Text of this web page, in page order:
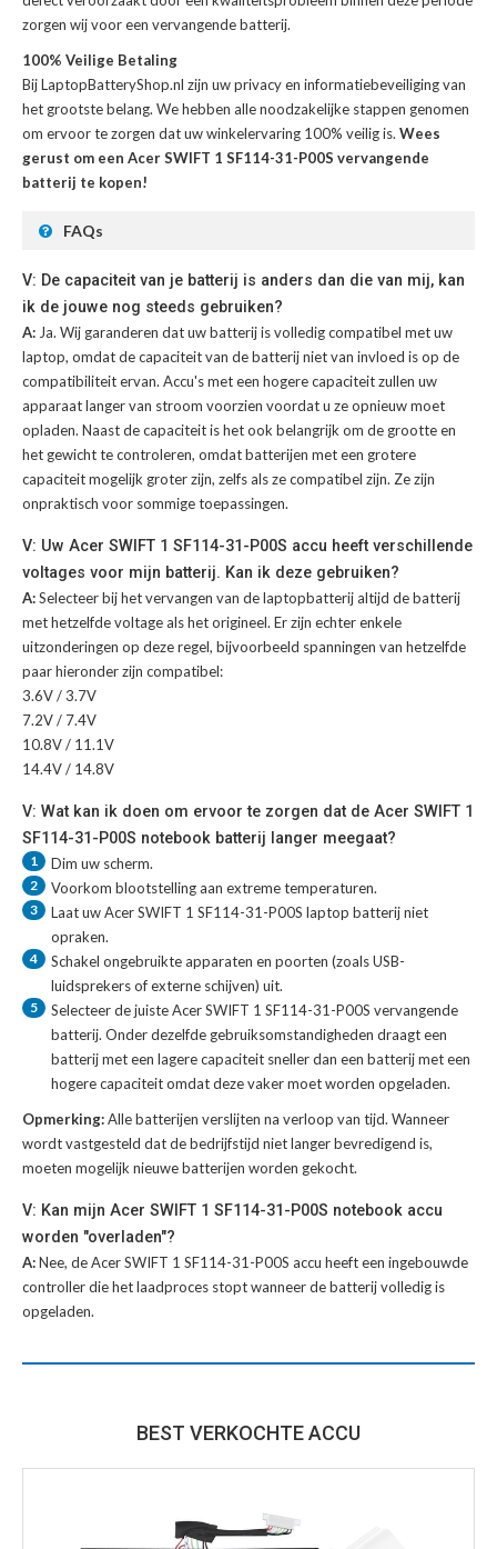
zorgen wij voor een vervangende batterij.
100% Veilige Betaling
Bij LaptopBatteryShop.nl zijn uw privacy en informatiebeveiliging van
het grootste belang. We hebben alle noodzakelijke stappen genomen
om ervoor te zorgen dat uw winkelervaring 100% veilig is. Wees
gerust om een Acer SWIFT 1 SF114-31-P00S vervangende
batterij te kopen!
FAQs
V: De capaciteit van je batterij is anders dan die van mij, kan
ik de jouwe nog steeds gebruiken?
A: Ja. Wij garanderen dat uw batterij is volledig compatibel met uw
laptop, omdat de capaciteit van de batterij niet van invloed is op de
compatibiliteit ervan. Accu's met een hogere capaciteit zullen uw
apparaat langer van stroom voorzien voordat u ze opnieuw moet
opladen. Naast de capaciteit is het ook belangrijk om de grootte en
het gewicht te controleren, omdat batterijen met een grotere
capaciteit mogelijk groter zijn, zelfs als ze compatibel zijn. Ze zijn
onpraktisch voor sommige toepassingen.
V: Uw Acer SWIFT 1 SF114-31-P00S accu heeft verschillende
voltages voor mijn batterij. Kan ik deze gebruiken?
A:Selecteer bij het vervangen van de laptopbatterij altijd de batterij
met hetzelfde voltage als het origineel. Er zijn echter enkele
uitzonderingen op deze regel, bijvoorbeeld spanningen van hetzelfde
paar hieronder zijn compatibel:
3.6V / 3.7V
7.2V / 7.4V
10.8V / 11.1V
14.4V / 14.8V
V: Wat kan ik doen om ervoor te zorgen dat de Acer SWIFT 1
SF114-31-P00S notebook batterij langer meegaat?
1 Dim uw scherm.
2 Voorkom blootstelling aan extreme temperaturen.
3 Laat uwAcer SWIFT 1 SF114-31-P00S laptop batterijniet
opraken.
4
Schakel ongebruikte apparaten en poorten (zoals USB-
luidsprekers of externe schijven) uit.
5 Selecteer de juisteAcer SWIFT 1 SF114-31-P00S vervangende
batterij. Onder dezelfde gebruiksomstandigheden draagt een
batterij met een lagere capaciteit sneller dan een batterij met een
hogere capaciteit omdat deze vaker moet worden opgeladen.
Opmerking:Alle batterijen verslijten na verloop van tijd. Wanneer
wordt vastgesteld dat de bedrijfstijd niet langer bevredigend is,
moeten mogelijk nieuwe batterijen worden gekocht.
V: Kan mijn Acer SWIFT 1 SF114-31-P00S notebook accu
worden "overladen"?
A:Nee, de Acer SWIFT 1 SF114-31-P00S accu heeft een ingebouwde
controller die het laadproces stopt wanneer de batterij volledig is
opgeladen.
BEST VERKOCHTE ACCU